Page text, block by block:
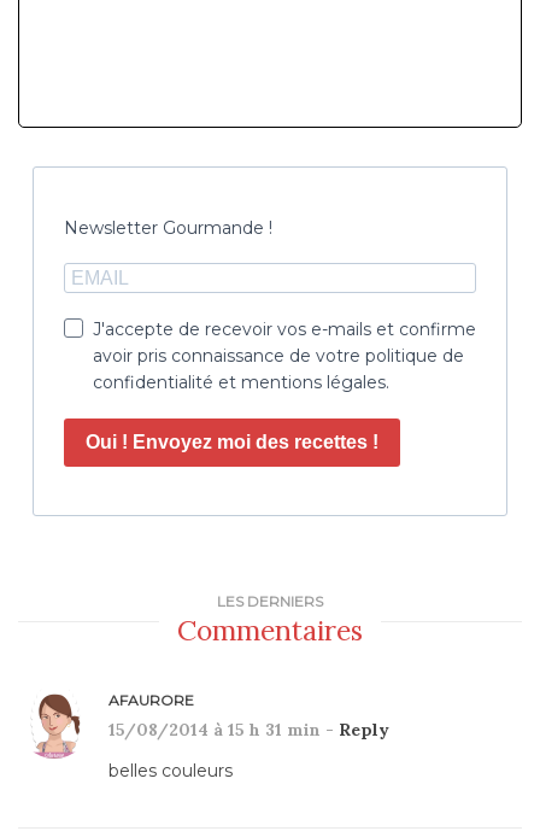
Newsletter Gourmande !
J'accepte de recevoir vos e-mails et confirme
avoir pris connaissance de votre politique de
confidentialité et mentions légales.
Oui ! Envoyez moi des recettes !
LES DERNIERS
Commentaires
AFAURORE
15/08/2014 à 15 h 31 min - Reply
belles couleurs